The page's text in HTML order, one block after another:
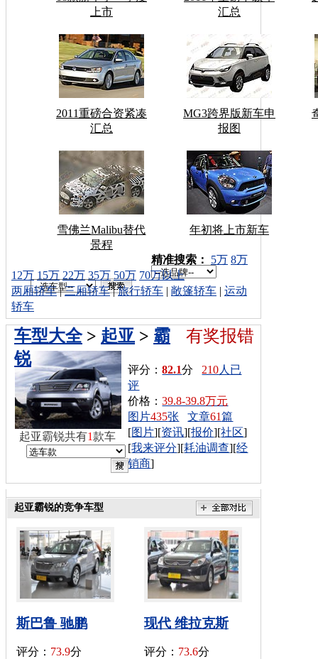
上市
汇总
2011重磅合资紧凑
汇总
MG3跨界版新车申
报图
雪佛兰Malibu替代
景程
年初将上市新车
车型搜索：
精准搜索： 5万 8万
12万 15万 22万 35万 50万 70万以上
两厢轿车|三厢轿车|旅行轿车 | 敞篷轿车 | 运动
轿车
有奖报错
车型大全> 起亚 > 霸
锐
评分：82.1分 210人已
评
价格：39.8-39.8万元
图片435张 文章61篇
[图片][资讯][报价][社区]
[我来评分][耗油调查][经
销商]
起亚霸锐共有1款车
起亚霸锐的竞争车型
斯巴鲁 驰鹏
评分： 73.9分
现代 维拉克斯
评分： 73.6分